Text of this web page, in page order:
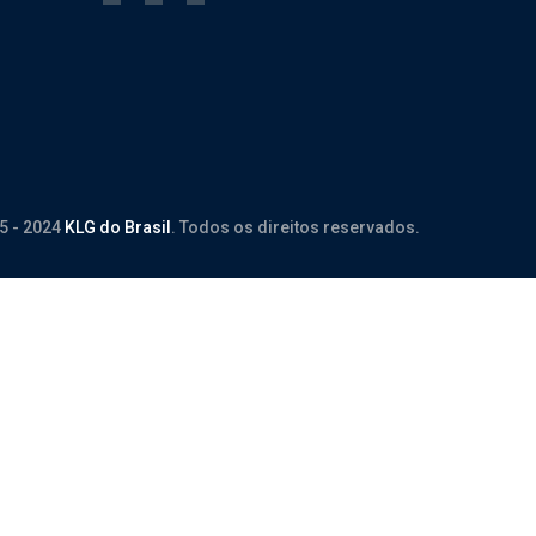
- 2024 KLG do Brasil . Todos os direitos reservados.